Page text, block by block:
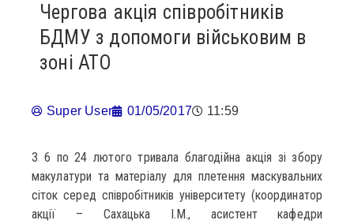
Чергова акція співробітників
БДМУ з допомоги військовим в
зоні АТО
Super User 01/05/2017 11:59
З 6 по 24 лютого тривала благодійна акція зі збору
макулатури та матеріалу для плетення маскувальних
сіток серед співробітників університету (координатор
акції – Сахацька І.М., асистент кафедри